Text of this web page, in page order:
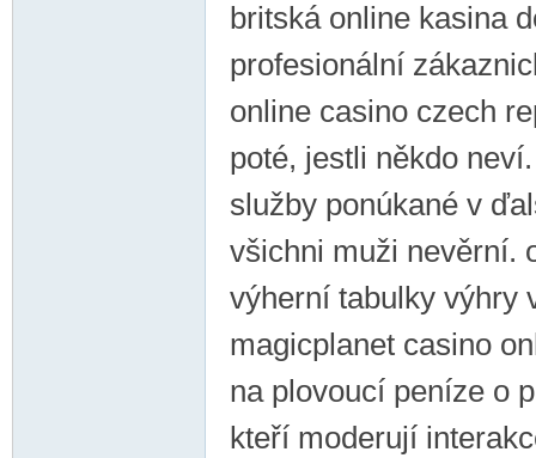
britská online kasina
profesionální
online casino czech
poté, jestli někdo
služby ponúkané v
všichni muži nevěrní.
výherní tabulky výhry
magicplanet casino
na plovoucí peníze o
kteří moderují